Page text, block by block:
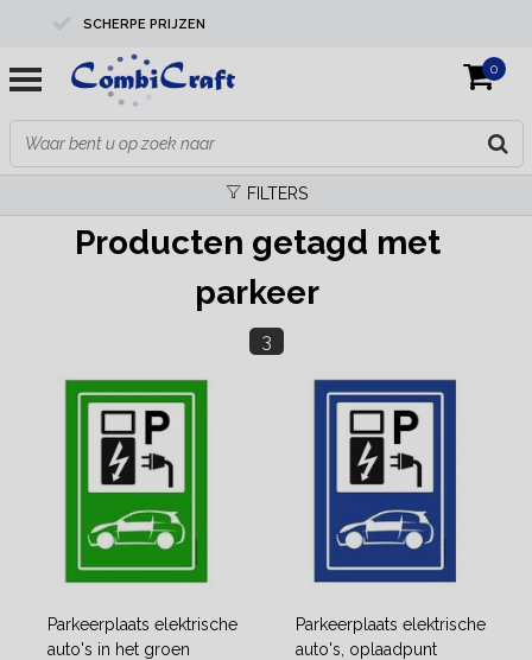
SCHERPE PRIJZEN
PROFESSIONELE KWALITEIT
EXPERTS IN MAATWERK
0
FILTERS
Producten getagd met
parkeer
3
Parkeerplaats elektrische
auto's in het groen
Parkeerplaats elektrische
auto's, oplaadpunt